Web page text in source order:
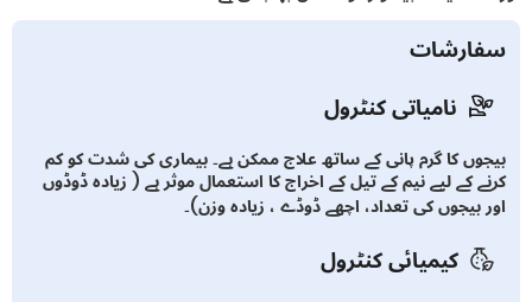
نامیاتی کنٹرول
کا گرم پانی کے ساتھ علاج ممکن ہے۔ بیماری کی شدت کو کم
کے لیے نیم کے تیل کے اخراج کا استعمال موثر ہے ( زیادہ ڈوڈوں
بیجوں کی تعداد، اچھے ڈوڈے ، زیادہ وزن)۔
کیمیائی کنٹرول